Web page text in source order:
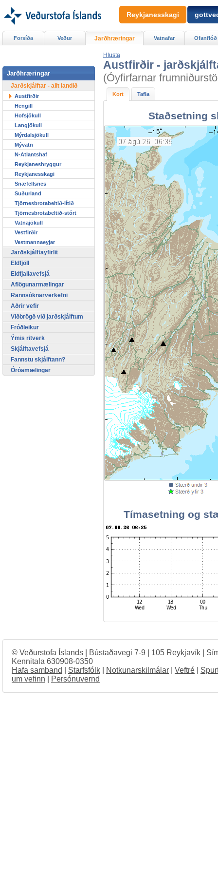
Hlusta
Austfirðir -
(Óyfirfarnar
Kort Tafla
Staðsetning
Tímasetning og
Forsíða Veður Jarðhræringar Vatnafar Ofanflóð
Jarðhræringar
Jarðskjálftar - allt landið
Austfirðir
Hengill
Hofsjökull
Langjökull
Mýrdalsjökull
Mývatn
N-Atlantshaf
Reykjaneshryggur
Reykjanesskagi
Snæfellsnes
Suðurland
Tjörnesbrotabeltið-lítið
Tjörnesbrotabeltið-stórt
Vatnajökull
Vestfirðir
Vestmannaeyjar
Jarðskjálftayfirlit
Eldfjöll
Eldfjallavefsjá
Aflögunarmælingar
Rannsóknarverkefni
Aðrir vefir
Viðbrögð við jarðskjálftum
Fróðleikur
Ýmis ritverk
Skjálftavefsjá
Fannstu skjálftann?
Óróamælingar
Reykjanesskagi
© Veðurstofa Íslands | Bústaðavegi 7-9 | 105 Reykjavík |
Kennitala 630908-0350
Hafa samband
Starfsfólk Notkunarskilmálar Veftré
um vefinn
Persónuvernd